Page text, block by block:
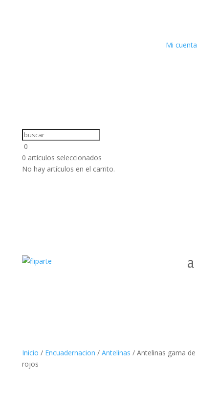
Mi cuenta
0
0 artículos seleccionados
No hay artículos en el carrito.
Inicio / Encuadernacion / Antelinas / Antelinas gama de
rojos